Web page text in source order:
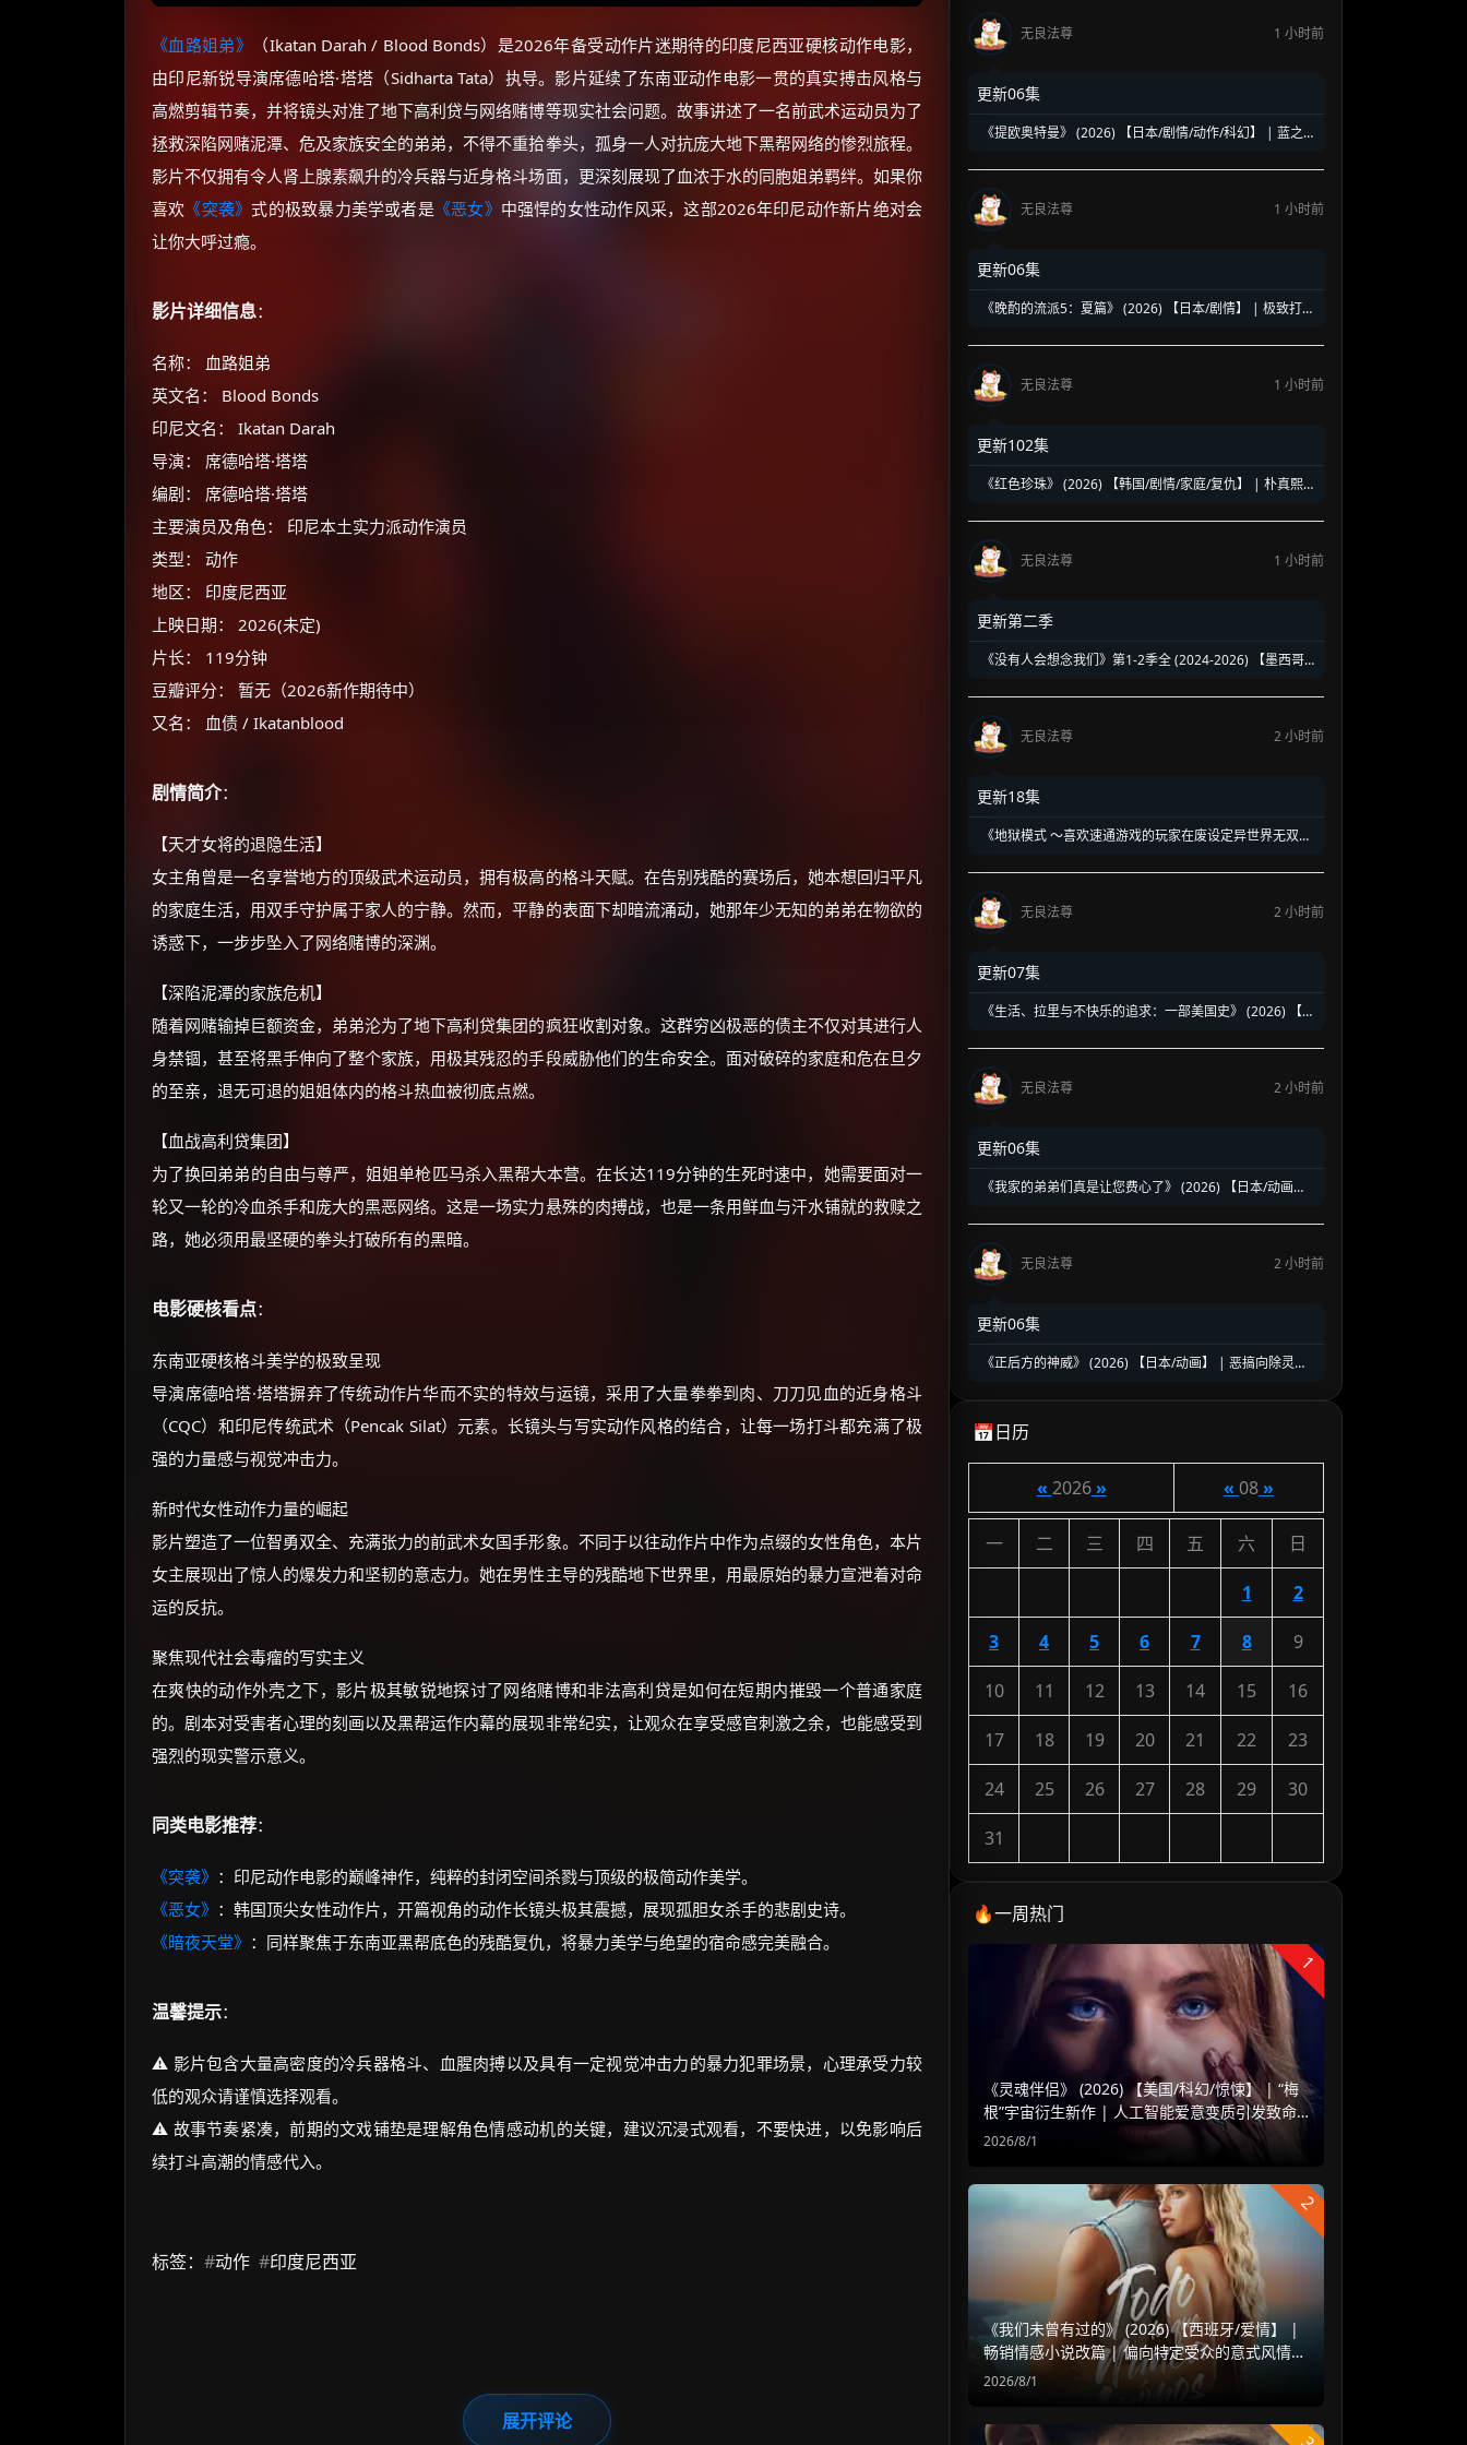
《血路姐弟》
（Ikatan Darah / Blood Bonds）是2026年备受动作片迷期待的印度尼西亚硬核动作电影，
由印尼新锐导演席德哈塔·塔塔（Sidharta Tata）执导。影片延续了东南亚动作电影一贯的真实搏击风格与
高燃剪辑节奏，并将镜头对准了地下高利贷与网络赌博等现实社会问题。故事讲述了一名前武术运动员为了
拯救深陷网赌泥潭、危及家族安全的弟弟，不得不重拾拳头，孤身一人对抗庞大地下黑帮网络的惨烈旅程。
影片不仅拥有令人肾上腺素飙升的冷兵器与近身格斗场面，更深刻展现了血浓于水的同胞姐弟羁绊。如果你
喜欢 《突袭》式的极致暴力美学或者是《恶女》 中强悍的女性动作风采，这部2026年印尼动作新片绝对会
让你大呼过瘾。
影片详细信息：
名称： 血路姐弟
英文名： Blood Bonds
印尼文名： Ikatan Darah
导演： 席德哈塔·塔塔
编剧： 席德哈塔·塔塔
主要演员及角色： 印尼本土实力派动作演员
类型： 动作
地区： 印度尼西亚
上映日期： 2026(未定)
片长： 119分钟
豆瓣评分： 暂无（2026新作期待中）
又名： 血债 / Ikatanblood
剧情简介：
【天才女将的退隐生活】
女主角曾是一名享誉地方的顶级武术运动员，拥有极高的格斗天赋。在告别残酷的赛场后，她本想回归平凡
的家庭生活，用双手守护属于家人的宁静。然而，平静的表面下却暗流涌动，她那年少无知的弟弟在物欲的
诱惑下，一步步坠入了网络赌博的深渊。
【深陷泥潭的家族危机】
随着网赌输掉巨额资金，弟弟沦为了地下高利贷集团的疯狂收割对象。这群穷凶极恶的债主不仅对其进行人
身禁锢，甚至将黑手伸向了整个家族，用极其残忍的手段威胁他们的生命安全。面对破碎的家庭和危在旦夕
的至亲，退无可退的姐姐体内的格斗热血被彻底点燃。
【血战高利贷集团】
为了换回弟弟的自由与尊严，姐姐单枪匹马杀入黑帮大本营。在长达119分钟的生死时速中，她需要面对一
轮又一轮的冷血杀手和庞大的黑恶网络。这是一场实力悬殊的肉搏战，也是一条用鲜血与汗水铺就的救赎之
路，她必须用最坚硬的拳头打破所有的黑暗。
电影硬核看点：
东南亚硬核格斗美学的极致呈现
导演席德哈塔·塔塔摒弃了传统动作片华而不实的特效与运镜，采用了大量拳拳到肉、刀刀见血的近身格斗
（CQC）和印尼传统武术（Pencak Silat）元素。长镜头与写实动作风格的结合，让每一场打斗都充满了极
强的力量感与视觉冲击力。
新时代女性动作力量的崛起
影片塑造了一位智勇双全、充满张力的前武术女国手形象。不同于以往动作片中作为点缀的女性角色，本片
女主展现出了惊人的爆发力和坚韧的意志力。她在男性主导的残酷地下世界里，用最原始的暴力宣泄着对命
运的反抗。
聚焦现代社会毒瘤的写实主义
在爽快的动作外壳之下，影片极其敏锐地探讨了网络赌博和非法高利贷是如何在短期内摧毁一个普通家庭
的。剧本对受害者心理的刻画以及黑帮运作内幕的展现非常纪实，让观众在享受感官刺激之余，也能感受到
强烈的现实警示意义。
同类电影推荐：
《突袭》 ：印尼动作电影的巅峰神作，纯粹的封闭空间杀戮与顶级的极简动作美学。
《恶女》 ：韩国顶尖女性动作片，开篇视角的动作长镜头极其震撼，展现孤胆女杀手的悲剧史诗。
《暗夜天堂》 ：同样聚焦于东南亚黑帮底色的残酷复仇，将暴力美学与绝望的宿命感完美融合。
温馨提示：
⚠️ 影片包含大量高密度的冷兵器格斗、血腥肉搏以及具有一定视觉冲击力的暴力犯罪场景，心理承受力较
低的观众请谨慎选择观看。
⚠️ 故事节奏紧凑，前期的文戏铺垫是理解角色情感动机的关键，建议沉浸式观看，不要快进，以免影响后
续打斗高潮的情感代入。
标签： #动作 #印度尼西亚
展开评论
无良法尊 1 小时前
更新06集
《提欧奥特曼》 (2026) 【日本/剧情/动作/科幻】 | 蓝之
无良法尊 1 小时前
更新06集
《晚酌的流派5：夏篇》 (2026) 【日本/剧情】 | 极致打工
无良法尊 1 小时前
更新102集
《红色珍珠》 (2026) 【韩国/剧情/家庭/复仇】 | 朴真熙
无良法尊 1 小时前
更新第二季
《没有人会想念我们》第1-2季全 (2024-2026) 【墨西哥/
下校园经营法则
无良法尊
2 小时前
更新18集
《地狱模式 ～喜欢速通游戏的玩家在废设定异世界无双
核废人玩家的受死流异世界无双 | 骨灰级高玩必看的硬核
转生神作
无良法尊
2 小时前
更新07集
《生活、拉里与不快乐的追求：一部美国史》 (2026) 【美
制热情》荒诞来袭
无良法尊
2 小时前
更新06集
《我家的弟弟们真是让您费心了》 (2026) 【日本/动画】
治愈乙女番
无良法尊
2 小时前
更新06集
《正后方的神威》 (2026) 【日本/动画】 | 恶搞向除灵搞
📅日历
« 2026» « 08»
一 二 三 四 五 六 日
1 2
3 4 5 6 7 8 9
10 11 12 13 14 15 16
17 18 19 20 21 22 23
24 25 26 27 28 29 30
31
🔥一周热门
1
《灵魂伴侣》 (2026) 【美国/科幻/惊悚】 | “梅
根”宇宙衍生新作 | 人工智能爱意变质引发致命
危机
2026/8/1
2
《我们未曾有过的》 (2026) 【西班牙/爱情】 |
畅销情感小说改篇 | 偏向特定受众的意式风情治
愈爱情片
2026/8/1
价格有浮动，请直接搜索查最低价！
还有支付宝现金红包、外卖红包、
☕ 海外大侠？通过 Ko-fi 赐茶